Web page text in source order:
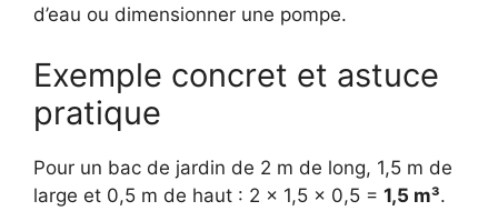
d’eau ou dimensionner une pompe.
Exemple concret et astuce
pratique
Pour un bac de jardin de 2 m de long, 1,5 m de
large et 0,5 m de haut : 2 × 1,5 × 0,5 = 1,5 m³.